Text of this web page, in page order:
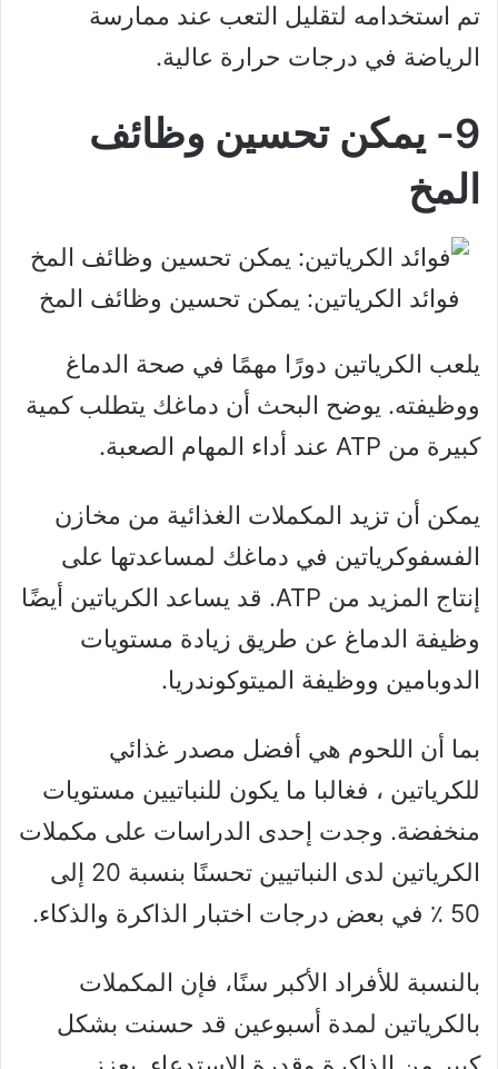
تم استخدامه لتقليل التعب عند ممارسة
الرياضة في درجات حرارة عالية.
9- يمكن تحسين وظائف
المخ
فوائد الكرياتين: يمكن تحسين وظائف المخ
يلعب الكرياتين دورًا مهمًا في صحة الدماغ
ووظيفته. يوضح البحث أن دماغك يتطلب كمية
كبيرة من ATP عند أداء المهام الصعبة.
يمكن أن تزيد المكملات الغذائية من مخازن
الفسفوكرياتين في دماغك لمساعدتها على
إنتاج المزيد من ATP. قد يساعد الكرياتين أيضًا
وظيفة الدماغ عن طريق زيادة مستويات
الدوبامين ووظيفة الميتوكوندريا.
بما أن اللحوم هي أفضل مصدر غذائي
للكرياتين ، فغالبا ما يكون للنباتيين مستويات
منخفضة. وجدت إحدى الدراسات على مكملات
الكرياتين لدى النباتيين تحسنًا بنسبة 20 إلى
50 ٪ في بعض درجات اختبار الذاكرة والذكاء.
بالنسبة للأفراد الأكبر سنًا، فإن المكملات
بالكرياتين لمدة أسبوعين قد حسنت بشكل